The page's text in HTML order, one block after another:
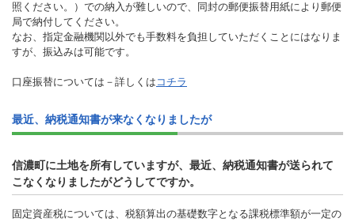
照ください。）での納入が難しいので、同封の郵便振替用紙により郵便
局で納付してください。
なお、指定金融機関以外でも手数料を負担していただくことにはなりま
すが、振込みは可能です。
口座振替については－詳しくは コチラ
最近、納税通知書が来なくなりましたが
信濃町に土地を所有していますが、最近、納税通知書が送られて
こなくなりましたがどうしてですか。
固定資産税については、税額算出の基礎数字となる課税標準額が一定の